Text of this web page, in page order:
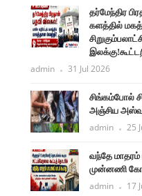
தர்மேந்திர
களத்தில்
admin 31 Jul 2026
சிங்கம்போல்
அஞ்சிய
admin 25
வந்தே மாதரம்
முன்னணி
admin 17